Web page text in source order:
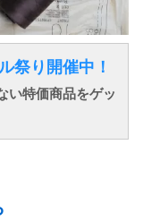
祭り開催中！
い特価商品をゲッ